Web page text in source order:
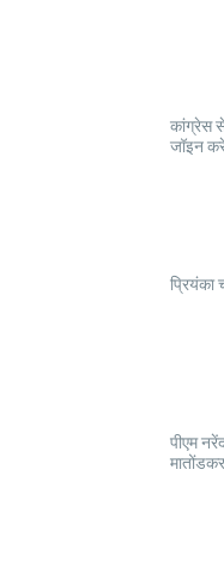
कांग्रेस
जॉइन
प्रियंका
पीएम